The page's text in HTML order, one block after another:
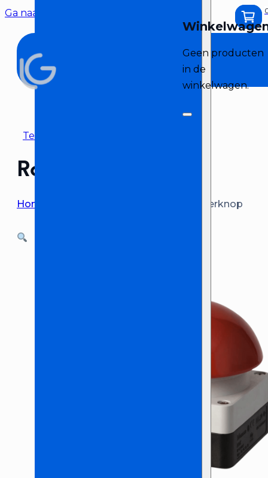
Ga naar hoofdinhoud
Geen producten
in de
winkelwagen.
Terug naar overzicht
Rode lanceerknop
Home Rode lanceerknop